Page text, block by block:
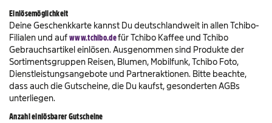
Einlösemöglichkeit
Deine Geschenkkarte kannst Du deutschlandweit in allen Tchibo-
Filialen und auf www.tchibo.defür Tchibo Kaffee und Tchibo
Gebrauchsartikel einlösen. Ausgenommen sind Produkte der
Sortimentsgruppen Reisen, Blumen, Mobilfunk, Tchibo Foto,
Dienstleistungsangebote und Partneraktionen. Bitte beachte,
dass auch die Gutscheine, die Du kaufst, gesonderten AGBs
unterliegen.
Anzahl einlösbarer Gutscheine